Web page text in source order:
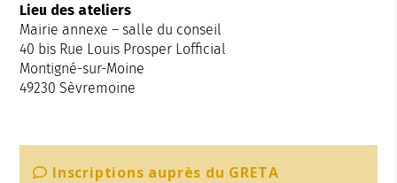
Lieu des ateliers
Mairie annexe – salle du conseil
40 bis Rue Louis Prosper Lofficial
Montigné-sur-Moine
49230 Sèvremoine
Inscriptions auprès du GRETA